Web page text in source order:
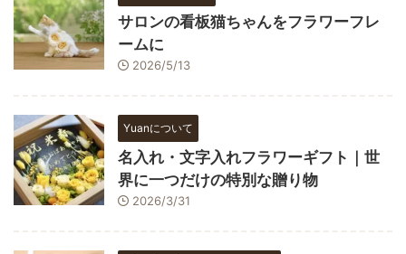
サロンの看板猫ちゃんをフラワーフレ
ームに
2026/5/13
Yuanについて
名入れ・文字入れフラワーギフト｜世
界に一つだけの特別な贈り物
2026/3/31